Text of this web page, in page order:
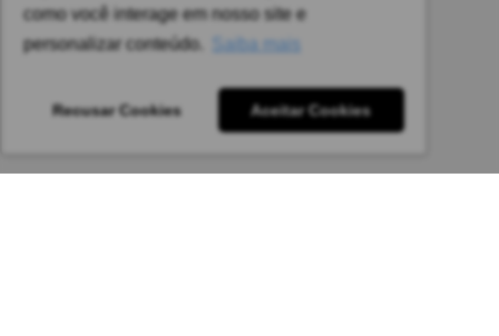
como você interage em nosso site e
personalizar conteúdo.
Saiba mais
Recusar Cookies Aceitar Cookies
Pedido mínimo: R$ 1.650,00 para todas as regiões.
Imagens meramente ilustrativas.